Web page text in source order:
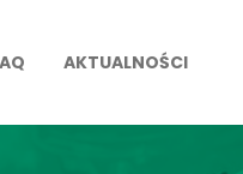
AKTUALNOŚCI